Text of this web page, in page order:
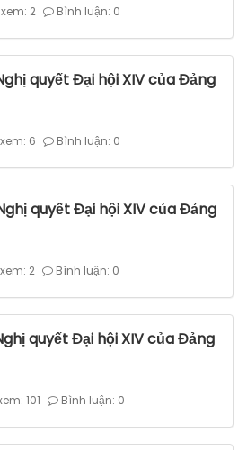
2 Bình luận: 0
quyết Đại hội XIV của Đảng
6 Bình luận: 0
quyết Đại hội XIV của Đảng
2 Bình luận: 0
quyết Đại hội XIV của Đảng
101 Bình luận: 0